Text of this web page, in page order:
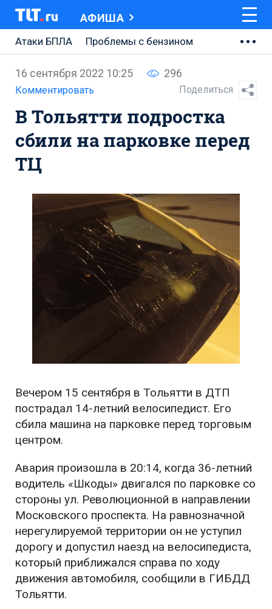
АФИША
Атаки БПЛА
Проблемы с бензином
Ремонт Центральной площади
Ремонт Обводного шоссе
Набережная Тольятти
Неделя Тольятти
16 сентября 2022 10:25 296
Комментировать Поделиться
В Тольятти подростка
сбили на парковке перед
ТЦ
Вечером 15 сентября в Тольятти в ДТП
пострадал 14-летний велосипедист. Его
сбила машина на парковке перед торговым
центром.
Авария произошла в 20:14, когда 36-летний
водитель «Шкоды» двигался по парковке со
стороны ул. Революционной в направлении
Московского проспекта. На равнозначной
нерегулируемой территории он не уступил
дорогу и допустил наезд на велосипедиста,
который приближался справа по ходу
движения автомобиля, сообщили в ГИБДД
Тольятти.